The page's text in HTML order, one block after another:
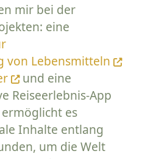
mir bei der
eine
von Lebensmitteln
und eine
Reiseerlebnis-App
es
Inhalte entlang
um die Welt